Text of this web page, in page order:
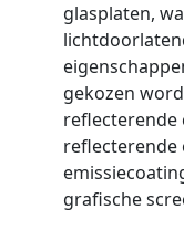
glasplaten,
gekozen
reflecterende
reflecterende
grafische